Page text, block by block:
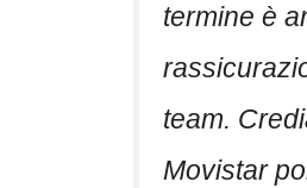
termine è
team.
Movistar